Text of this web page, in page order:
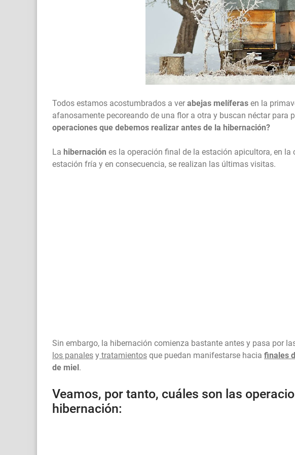
Todos estamos acostumbrados a ver abejas melíferas en la
afanosamente pecoreando de una flor a otra y buscan néctar para
operaciones que debemos realizar antes de la hibernación?
La hibernación es la operación final de la estación apicultora, en la
estación fría y en consecuencia, se realizan las últimas visitas.
Sin embargo, la hibernación comienza bastante antes y pasa por
los panales y tratamientos que puedan manifestarse hacia finales
de miel .
Veamos, por tanto, cuáles son las
hibernación: